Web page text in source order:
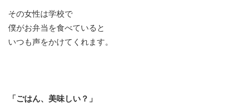
その女性は学校で
僕がお弁当を食べていると
いつも声をかけてくれます。
「ごはん、美味しい？」